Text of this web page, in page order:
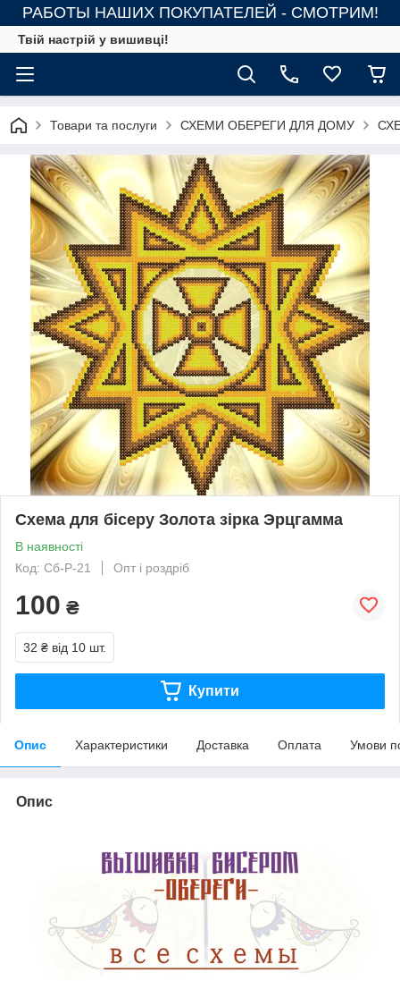
РАБОТЫ НАШИХ ПОКУПАТЕЛЕЙ - СМОТРИМ!
Твій настрій у вишивці!
Товари та послуги СХЕМИ ОБЕРЕГИ ДЛЯ ДОМУ
Схема для бісеру Золота зірка Эрцгамма
В наявності
Код: Сб-Р-21
Опт і роздріб
100 ₴
32 ₴ від 10 шт.
Купити
Опис Характеристики Доставка Оплата Умови
Опис